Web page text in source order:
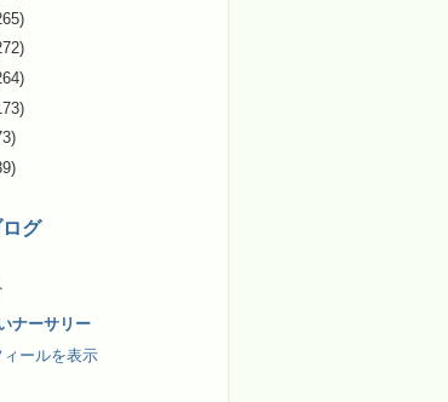
グ
ナーサリー
ールを表示